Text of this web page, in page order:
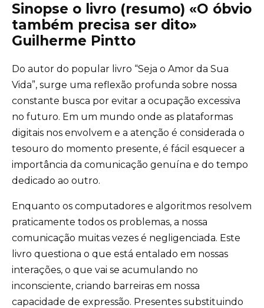
Sinopse o livro (resumo) «O óbvio
também precisa ser dito»
Guilherme Pintto
Do autor do popular livro “Seja o Amor da Sua
Vida”, surge uma reflexão profunda sobre nossa
constante busca por evitar a ocupação excessiva
no futuro. Em um mundo onde as plataformas
digitais nos envolvem e a atenção é considerada o
tesouro do momento presente, é fácil esquecer a
importância da comunicação genuína e do tempo
dedicado ao outro.
Enquanto os computadores e algoritmos resolvem
praticamente todos os problemas, a nossa
comunicação muitas vezes é negligenciada. Este
livro questiona o que está entalado em nossas
interações, o que vai se acumulando no
inconsciente, criando barreiras em nossa
capacidade de expressão. Presentes substituindo